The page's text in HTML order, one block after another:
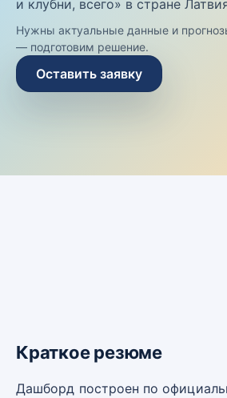
и клубни, всего» в стране
Нужны актуальные данные и
— подготовим решение.
Оставить заявку
Краткое резюме
Дашборд построен по